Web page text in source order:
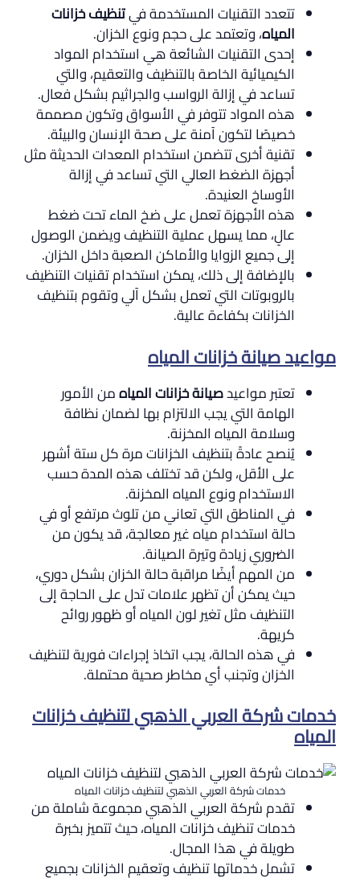
تتعدد التقنيات المستخدمة فيتنظيف خزانات
المياه، وتعتمد على حجم ونوع الخزان.
إحدى التقنيات الشائعة هي استخدام المواد
الكيميائية الخاصة بالتنظيف والتعقيم، والتي
تساعد في إزالة الرواسب والجراثيم بشكل فعال.
هذه المواد تتوفر في الأسواق وتكون مصممة
خصيصًا لتكون آمنة على صحة الإنسان والبيئة.
تقنية أخرى تتضمن استخدام المعدات الحديثة مثل
أجهزة الضغط العالي التي تساعد في إزالة
الأوساخ العنيدة.
هذه الأجهزة تعمل على ضخ الماء تحت ضغط
عالٍ، مما يسهل عملية التنظيف ويضمن الوصول
إلى جميع الزوايا والأماكن الصعبة داخل الخزان.
بالإضافة إلى ذلك، يمكن استخدام تقنيات التنظيف
بالروبوتات التي تعمل بشكل آلي وتقوم بتنظيف
الخزانات بكفاءة عالية.
مواعيد صيانة خزانات المياه
تعتبر مواعيدصيانة خزانات المياهمن الأمور
الهامة التي يجب الالتزام بها لضمان نظافة
وسلامة المياه المخزنة.
يُنصح عادةً بتنظيف الخزانات مرة كل ستة أشهر
على الأقل، ولكن قد تختلف هذه المدة حسب
الاستخدام ونوع المياه المخزنة.
في المناطق التي تعاني من تلوث مرتفع أو في
حالة استخدام مياه غير معالجة، قد يكون من
الضروري زيادة وتيرة الصيانة.
من المهم أيضًا مراقبة حالة الخزان بشكل دوري،
حيث يمكن أن تظهر علامات تدل على الحاجة إلى
التنظيف مثل تغير لون المياه أو ظهور روائح
كريهة.
في هذه الحالة، يجب اتخاذ إجراءات فورية لتنظيف
الخزان وتجنب أي مخاطر صحية محتملة.
خدمات شركة العربي الذهبي لتنظيف خزانات
المياه
خدمات شركة العربي الذهبي لتنظيف خزانات المياه
تقدم شركة العربي الذهبي مجموعة شاملة من
خدمات تنظيف خزانات المياه، حيث تتميز بخبرة
طويلة في هذا المجال.
تشمل خدماتها تنظيف وتعقيم الخزانات بجميع